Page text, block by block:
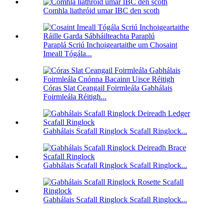
Comhla liathróid umar IBC den scoth
Paraplá Scriú Inchoigeartaithe um Chosaint
Imeall Tógála...
Córas Slat Ceangail Foirmleála Gabhálais
Foirmleála Réitigh...
Gabhálais Scafall Ringlock Scafall Ringlock...
Gabhálais Scafall Ringlock Scafall Ringlock...
Gabhálais Scafall Ringlock Scafall Ringlock...